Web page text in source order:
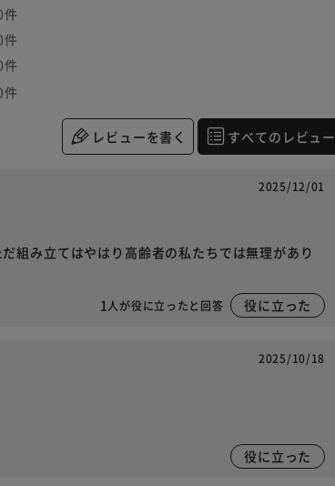
件
件
件
件
レビューを書く すべてのレビュー
2025/12/01
組み立てはやはり高齢者の私たちでは無理があり
1人が役に立ったと回答 役に立った
2025/10/18
役に立った